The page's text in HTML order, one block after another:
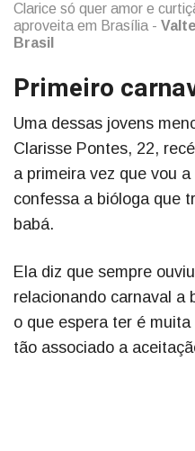
Clarice só quer amor e
aproveita em Brasília -
Brasil
Primeiro
Uma dessas jovens
Clarisse Pontes, 22,
a primeira vez que vou
confessa a bióloga que
babá.
Ela diz que sempre
relacionando carnaval a
o que espera ter é
tão associado a